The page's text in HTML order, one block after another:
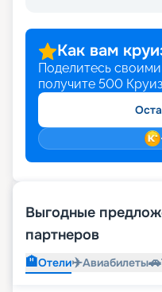
Как вам
Поделитесь
получите 500
Выгодные
партнеров
🏨Отели✈️Авиабилеты🚗